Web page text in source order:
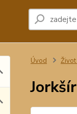
Úvod Život